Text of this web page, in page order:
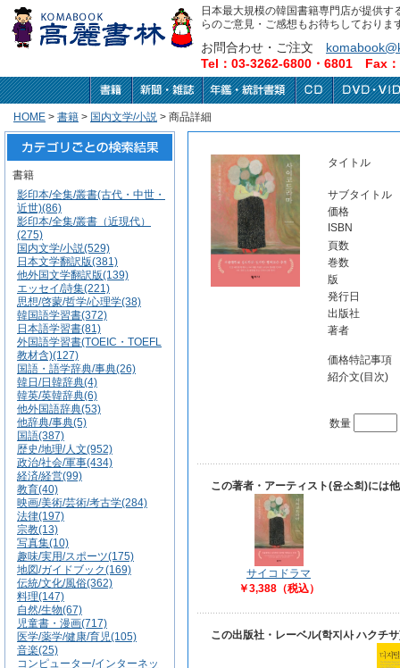
日本最大規模の韓国書籍専門店が提供
らのご意見・ご感想もお待ちしておりま
お問合わせ・ご注文
Tel：03-3262-6800・6801 Fax
HOME > 書籍 > 国内文学/小説 > 商品詳細
書籍
影印本/全集/叢書(古代・中世・
近世)(86)
影印本/全集/叢書（近現代）
(275)
国内文学/小説(529)
日本文学翻訳版(381)
他外国文学翻訳版(139)
エッセイ/詩集(221)
思想/啓蒙/哲学/心理学(38)
韓国語学習書(372)
日本語学習書(81)
外国語学習書(TOEIC・TOEFL
教材含)(127)
国語・語学辞典/事典(26)
韓日/日韓辞典(4)
韓英/英韓辞典(6)
他外国語辞典(53)
他辞典/事典(5)
国語(387)
歴史/地理/人文(952)
政治/社会/軍事(434)
経済/経営(99)
教育(40)
映画/美術/芸術/考古学(284)
法律(197)
宗教(13)
写真集(10)
趣味/実用/スポーツ(175)
地図/ガイドブック(169)
伝統/文化/風俗(362)
料理(147)
自然/生物(67)
児童書・漫画(717)
医学/薬学/健康/育児(105)
音楽(25)
コンピューター/インターネッ
タイトル
サブタイトル
価格
ISBN
頁数
巻数
版
発行日
出版社
著者
価格特記事項
紹介文(目次)
数量
この著者・アーティスト(윤소희)には
サイコドラマ
￥3,388（税込）
この出版社・レーベル(학지사 ハクチ